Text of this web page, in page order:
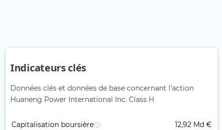
Indicateurs clés
Données clés et données de base concernant l'action
Huaneng Power International Inc. Class H
Capitalisation boursière 12,92 Md €